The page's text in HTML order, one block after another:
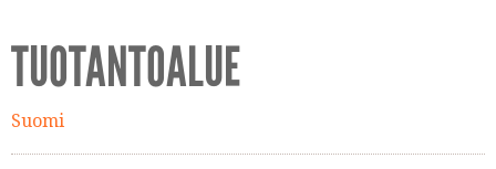
TUOTANTOALUE
Suomi